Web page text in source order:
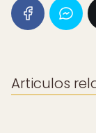
Articulos